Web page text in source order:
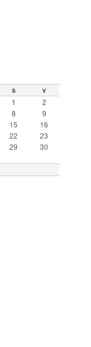
s v
1
2
8
9
15
16
22
23
29
30